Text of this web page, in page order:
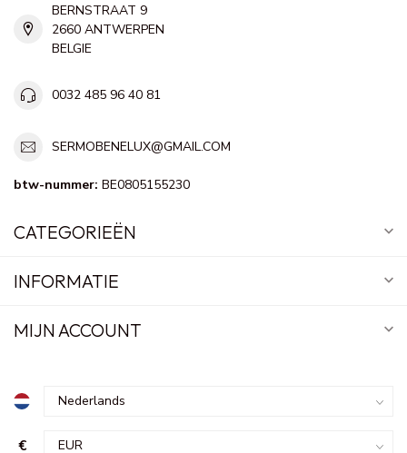
BERNSTRAAT 9
2660 ANTWERPEN
BELGIE
0032 485 96 40 81
SERMOBENELUX@GMAIL.COM
btw-nummer: BE0805155230
CATEGORIEËN
INFORMATIE
MIJN ACCOUNT
€